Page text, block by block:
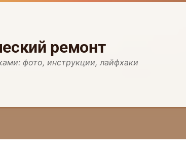
ремонт
фото, инструкции, лайфхаки